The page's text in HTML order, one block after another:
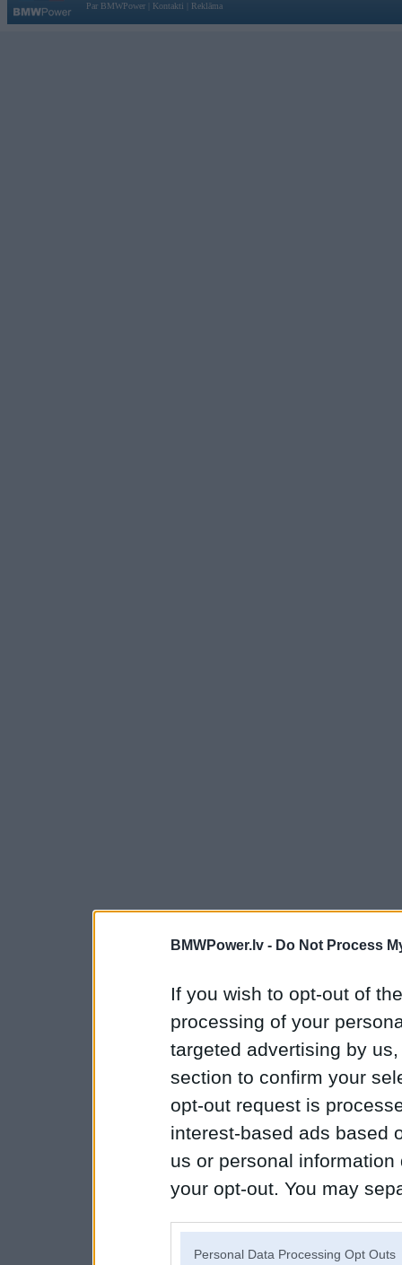
BMWPower.lv - Do Not Process
If you wish to opt-out of
processing of your
targeted advertising by
section to confirm your
opt-out request is
interest-based ads based
us or personal
your opt-out. You may
Personal Data Processing Opt Outs
Par BMWPower
Kontakti Reklāma